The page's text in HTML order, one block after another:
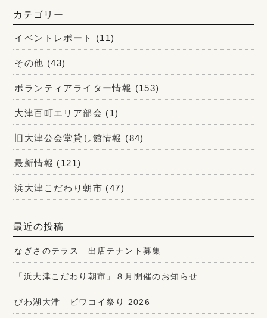
カテゴリー
イベントレポート (11)
その他 (43)
ボランティアライター情報 (153)
大津百町エリア部会 (1)
旧大津公会堂貸し館情報 (84)
最新情報 (121)
浜大津こだわり朝市 (47)
最近の投稿
なぎさのテラス 出店テナント募集
「浜大津こだわり朝市」８月開催のお知らせ
びわ湖大津 ビワコイ祭り 2026